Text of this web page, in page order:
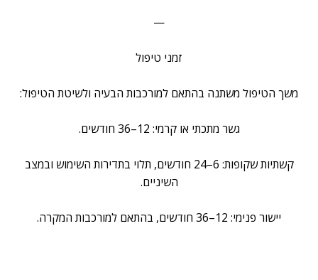
—
זמני טיפול
משך הטיפול משתנה בהתאם למורכבות הבעיה ולשיטת הטיפול:
גשר מתכתי או קרמי: 12–36 חודשים.
קשתיות שקופות: 6–24 חודשים, תלוי בתדירות השימוש ובמצב
השיניים.
יישור פנימי: 12–36 חודשים, בהתאם למורכבות המקרה.